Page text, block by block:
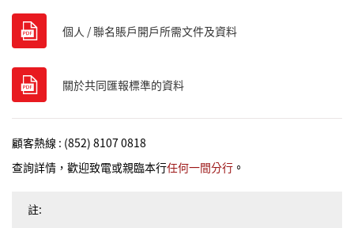
個人 / 聯名賬戶開戶所需文件及資料
關於共同匯報標準的資料
顧客熱線 : (852) 8107 0818
查詢詳情，歡迎致電或親臨本行任何一間分行 。
註: